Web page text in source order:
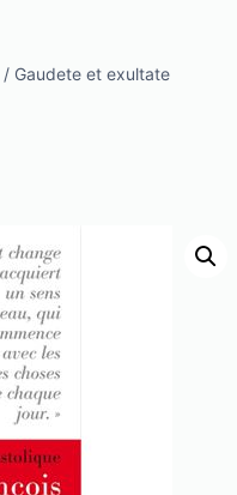
/ Gaudete et exultate